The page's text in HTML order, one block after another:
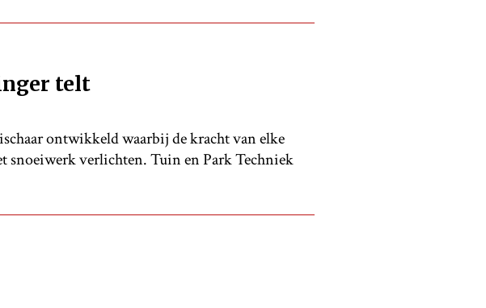
telt
ontwikkeld waarbij de kracht van elke
snoeiwerk verlichten. Tuin en Park Techniek